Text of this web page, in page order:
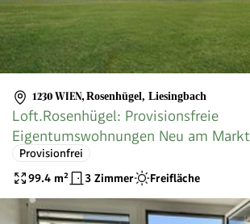
1230 WIEN, Rosenhügel, Liesingbach
Loft.Rosenhügel: Provisionsfreie
Eigentumswohnungen Neu am Markt
Provisionfrei
99.4 m² 3 Zimmer Freifläche